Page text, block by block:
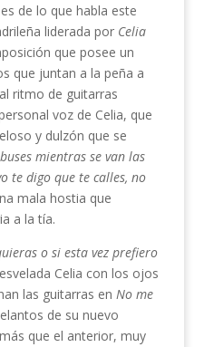
de lo que habla este
liderada por Celia
que posee un
que juntan a la peña a
ritmo de guitarras
voz de Celia, que
y dulzón que se
mientras se van las
te digo que te calles, no
mala hostia que
a la tía.
o si esta vez prefiero
Celia con los ojos
las guitarras en No me
de su nuevo
que el anterior, muy